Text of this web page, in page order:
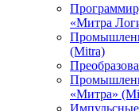
«Митра
(Mitra)
«Митра»